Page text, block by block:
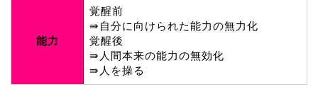
能力
覚醒前
⇛自分に向けられた能力の無力化
覚醒後
⇛人間本来の能力の無効化
⇛人を操る